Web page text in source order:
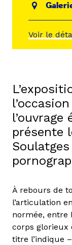
Voir le
présente
À rebours de
l’articulation
normée, entre
corps glorieux
titre l’indique